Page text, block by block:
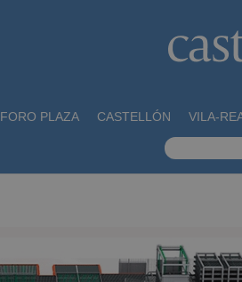
FORO PLAZA CASTELLÓN VILA-